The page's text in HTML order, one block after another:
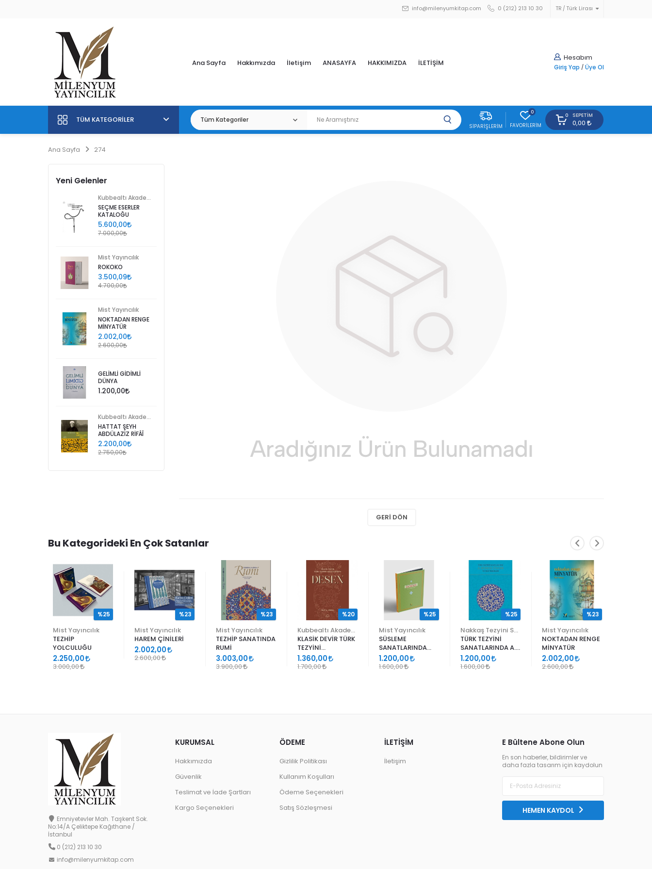
TR Türk Lirası
info@milenyumkitap.com 0 (212) 213 10 30
Hesabım
Giriş Yap / Üye Ol
Ana Sayfa Hakkımızda İletişim ANASAYFA HAKKIMIZDA İLETİŞİM
TÜM KATEGORILER
SIPARIŞLERIM
0
FAVORILERIM
0 SEPETIM
0,00
Ana Sayfa 274
GERI DÖN
Yeni Gelenler
SEÇME ESERLER
KATALOĞU
5.600,00
7.000,00
Mist Yayıncılık
ROKOKO
3.500,09
4.700,00
Mist Yayıncılık
NOKTADAN RENGE
MİNYATÜR
2.002,00
2.600,00
GELİMLİ GİDİMLİ
DÜNYA
1.200,00
HATTAT ŞEYH
ABDÜLAZİZ RİFÂÎ
2.200,00
2.750,00
Bu Kategorideki En Çok Satanlar
Mist Yayıncılık
TEZHİP
YOLCULUĞU
2.250,00
3.000,00
%25
Mist Yayıncılık
HAREM ÇİNİLERİ
2.002,00
2.600,00
%23
Mist Yayıncılık
TEZHİP SANATINDA
RUMİ
3.003,00
3.900,00
%23
KLASİK DEVİR TÜRK
TEZYİNİ
SANATLARINDA
DESEN
1.360,00
1.700,00
%20
Mist Yayıncılık
SÜSLEME
SANATLARINDA
GEÇMELER
1.200,00
1.600,00
%25
TÜRK TEZYİNİ
SANATLARINDA A.
SÜHEYL ÜNVER VE
YENİ TERKİPLERİ
1.200,00
1.600,00
%25
Mist Yayıncılık
NOKTADAN RENGE
MİNYATÜR
2.002,00
2.600,00
%23
Emniyetevler Mah. Taşkent Sok.
No:14/A Çeliktepe Kağıthane /
İstanbul
0 (212) 213 10 30
info@milenyumkitap.com
E Bültene Abone Olun
En son haberler, bildirimler ve
daha fazla tasarım için kaydolun
HEMEN KAYDOL
KURUMSAL
Hakkımızda
Güvenlik
Teslimat ve İade Şartları
Kargo Seçenekleri
ÖDEME
Gizlilik Politikası
Kullanım Koşulları
Ödeme Seçenekleri
Satış Sözleşmesi
İLETİŞİM
İletişim